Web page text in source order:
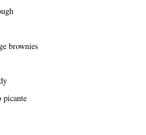
brownies
picante